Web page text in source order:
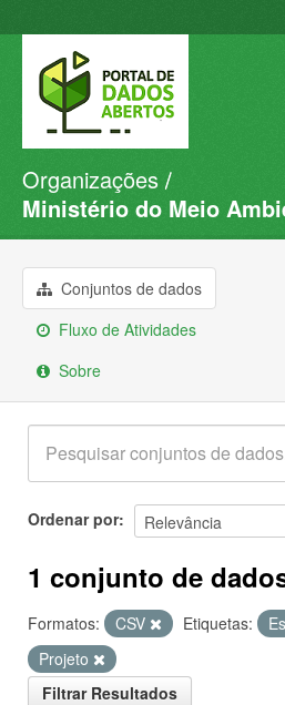
Conjuntos de dados
Organizações
Sobre
Organizações
Ministério do Meio
Conjuntos de dados
Fluxo de Atividades
Sobre
Ordenar por
1 conjunto de
Formatos: CSV Etiquetas:
Projeto
Filtrar Resultados